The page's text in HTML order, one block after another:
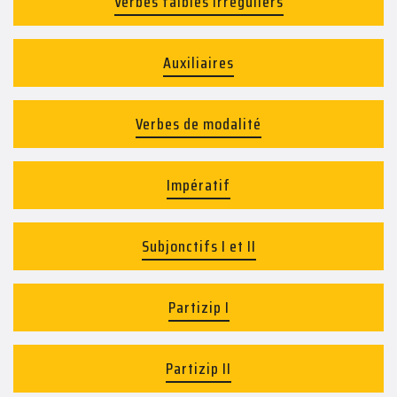
Auxiliaires
Verbes de modalité
Impératif
Subjonctifs I et II
Partizip I
Partizip II